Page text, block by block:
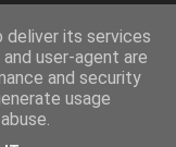
drepturile
deliver its services
user-agent are
and security
usage